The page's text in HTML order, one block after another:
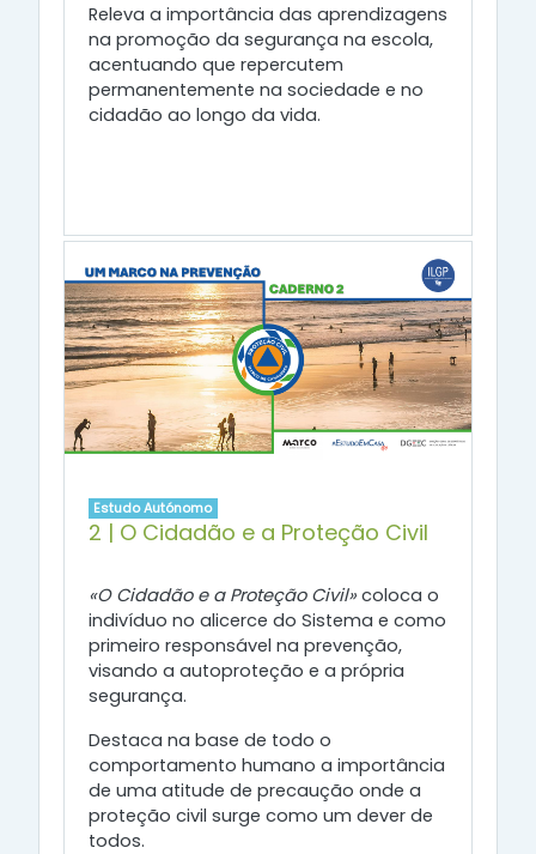
Releva a importância das aprendizagens
na promoção da segurança na escola,
acentuando que repercutem
permanentemente na sociedade e no
cidadão ao longo da vida.
Estudo Autónomo
2 | O Cidadão e a Proteção Civil
«O Cidadão e a Proteção Civil» coloca o
indivíduo no alicerce do Sistema e como
primeiro responsável na prevenção,
visando a autoproteção e a própria
segurança.
Destaca na base de todo o
comportamento humano a importância
de uma atitude de precaução onde a
proteção civil surge como um dever de
todos.